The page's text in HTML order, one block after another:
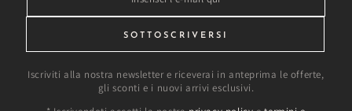
l'e-
qui
SOTTOSCRIVERSI
Iscriviti alla nostra newsletter e riceverai in anteprima le offerte,
gli sconti e i nuovi arrivi esclusivi.